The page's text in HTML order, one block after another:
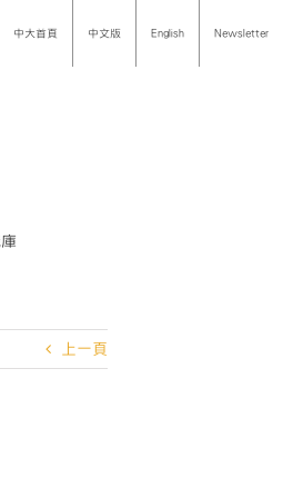
中大首頁 中文版 English Newsletter
上一頁